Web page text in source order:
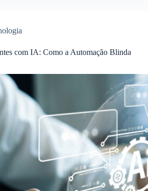
com IA: Como a Automação Blinda